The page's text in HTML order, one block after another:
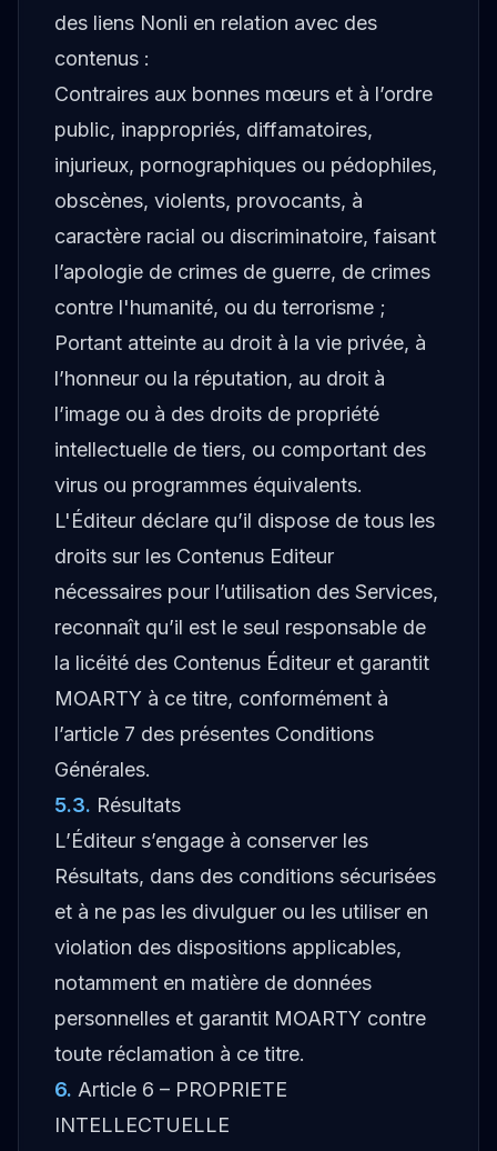
des liens Nonli en relation avec des
contenus :
Contraires aux bonnes mœurs et à l’ordre
public, inappropriés, diffamatoires,
injurieux, pornographiques ou pédophiles,
obscènes, violents, provocants, à
caractère racial ou discriminatoire, faisant
l’apologie de crimes de guerre, de crimes
contre l'humanité, ou du terrorisme ;
Portant atteinte au droit à la vie privée, à
l’honneur ou la réputation, au droit à
l’image ou à des droits de propriété
intellectuelle de tiers, ou comportant des
virus ou programmes équivalents.
L'Éditeur déclare qu’il dispose de tous les
droits sur les Contenus Editeur
nécessaires pour l’utilisation des Services,
reconnaît qu’il est le seul responsable de
la licéité des Contenus Éditeur et garantit
MOARTY à ce titre, conformément à
l’article 7 des présentes Conditions
Générales.
5.3. Résultats
L’Éditeur s’engage à conserver les
Résultats, dans des conditions sécurisées
et à ne pas les divulguer ou les utiliser en
violation des dispositions applicables,
notamment en matière de données
personnelles et garantit MOARTY contre
toute réclamation à ce titre.
6. Article 6 – PROPRIETE
INTELLECTUELLE